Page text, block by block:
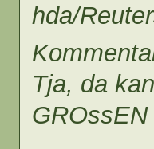
hda/
Tja, da